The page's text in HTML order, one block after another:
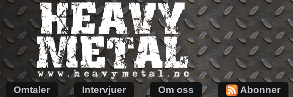
Omtaler Intervjuer Om oss Abonner